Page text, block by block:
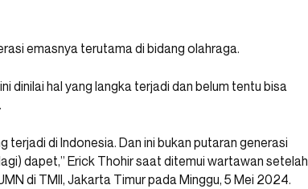
emasnya terutama di bidang olahraga.
dinilai hal yang langka terjadi dan belum tentu bisa
terjadi di Indonesia. Dan ini bukan putaran generasi
dapet,” Erick Thohir saat ditemui wartawan setelah
di TMII, Jakarta Timur pada Minggu, 5 Mei 2024.